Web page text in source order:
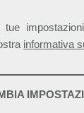
informativa